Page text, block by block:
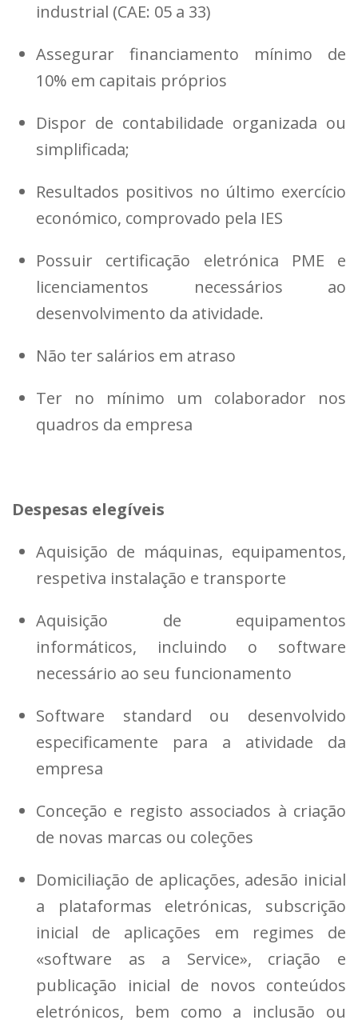
industrial (CAE: 05 a 33)
Assegurar financiamento mínimo de
10% em capitais próprios
Dispor de contabilidade organizada ou
simplificada;
Resultados positivos no último exercício
económico, comprovado pela IES
Possuir certificação eletrónica PME e
licenciamentos necessários ao
desenvolvimento da atividade.
Não ter salários em atraso
Ter no mínimo um colaborador nos
quadros da empresa
Despesas elegíveis
Aquisição de máquinas, equipamentos,
respetiva instalação e transporte
Aquisição de equipamentos
informáticos, incluindo o software
necessário ao seu funcionamento
Software standard ou desenvolvido
especificamente para a atividade da
empresa
Conceção e registo associados à criação
de novas marcas ou coleções
Domiciliação de aplicações, adesão inicial
a plataformas eletrónicas, subscrição
inicial de aplicações em regimes de
«software as a Service», criação e
publicação inicial de novos conteúdos
eletrónicos, bem como a inclusão ou